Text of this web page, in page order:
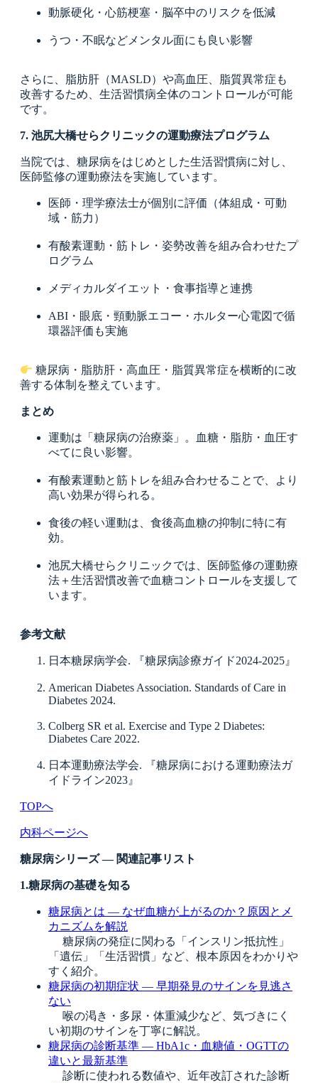
動脈硬化・心筋梗塞・脳卒中のリスクを低減
うつ・不眠などメンタル面にも良い影響
さらに、脂肪肝（MASLD）や高血圧、脂質異常症も
改善するため、生活習慣病全体のコントロールが可能
です。
7. 池尻大橋せらクリニックの運動療法プログラム
当院では、糖尿病をはじめとした生活習慣病に対し、
医師監修の運動療法を実施しています。
医師・理学療法士が個別に評価（体組成・可動
域・筋力）
有酸素運動・筋トレ・姿勢改善を組み合わせたプ
ログラム
メディカルダイエット・食事指導と連携
ABI・眼底・頸動脈エコー・ホルター心電図で循
環器評価も実施
糖尿病・脂肪肝・高血圧・脂質異常症を横断的に改
善する体制を整えています。
まとめ
運動は「糖尿病の治療薬」。血糖・脂肪・血圧す
べてに良い影響。
有酸素運動と筋トレを組み合わせることで、より
高い効果が得られる。
食後の軽い運動は、食後高血糖の抑制に特に有
効。
池尻大橋せらクリニックでは、医師監修の運動療
法＋生活習慣改善で血糖コントロールを支援して
います。
参考文献
日本糖尿病学会. 『糖尿病診療ガイド2024-2025』
American Diabetes Association. Standards of Care in
Diabetes 2024.
Colberg SR et al. Exercise and Type 2 Diabetes:
Diabetes Care 2022.
日本運動療法学会. 『糖尿病における運動療法ガ
イドライン2023』
TOPへ
内科ページへ
糖尿病シリーズ ― 関連記事リスト
1.糖尿病の基礎を知る
糖尿病とは ― なぜ血糖が上がるのか？原因とメ
カニズムを解説
糖尿病の発症に関わる「インスリン抵抗性」
「遺伝」「生活習慣」など、根本原因をわかりや
すく紹介。
糖尿病の初期症状 ― 早期発見のサインを見逃さ
ない
喉の渇き・多尿・体重減少など、気づきにく
い初期のサインを丁寧に解説。
糖尿病の診断基準 ― HbA1c・血糖値・OGTTの
違いと最新基準
診断に使われる数値や、近年改訂された診断